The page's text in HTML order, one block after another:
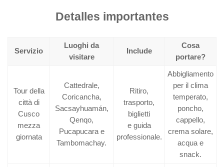
Detalles importantes
Servizio
Luoghi da
visitare
Include
Cosa
portare?
Tour della
città di
Cusco
mezza
giornata
Cattedrale,
Coricancha,
Sacsayhuamán,
Qenqo,
Pucapucara e
Tambomachay.
Ritiro,
trasporto,
biglietti
e guida
professionale.
Abbigliamento
per il clima
temperato,
poncho,
cappello,
crema solare,
acqua e
snack.